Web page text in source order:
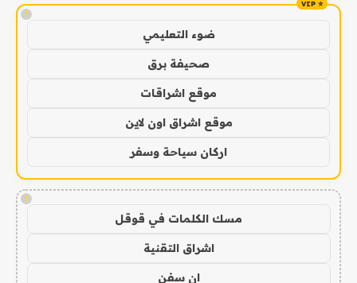
!
ضوء التعليمي
صحيفة برق
موقع اشراقات
موقع اشراق اون لاين
اركان سياحة وسفر
!
مسك الكلمات في قوقل
اشراق التقنية
ان سفن